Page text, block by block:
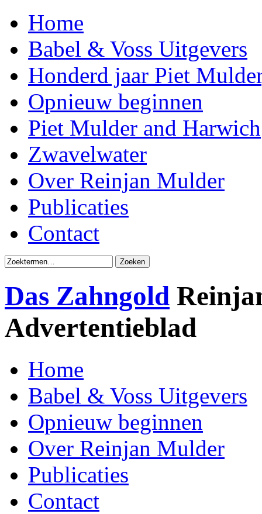
Home
Babel & Voss Uitgevers
Honderd jaar Piet
Opnieuw beginnen
Piet Mulder and Harwich
Zwavelwater
Over Reinjan Mulder
Publicaties
Contact
Das Zahngold
Advertentieblad
Home
Babel & Voss Uitgevers
Opnieuw beginnen
Over Reinjan Mulder
Publicaties
Contact